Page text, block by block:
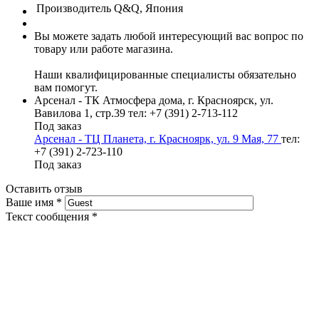
Производитель Q&Q, Япония
Вы можете задать любой интересующий вас вопрос по
товару или работе магазина.
Наши квалифицированные специалисты обязательно
вам помогут.
Арсенал - ТК Атмосфера дома, г. Красноярск, ул.
Вавилова 1, стр.39 тел: +7 (391) 2-713-112
Под заказ
Арсенал - ТЦ Планета, г. Красноярк, ул. 9 Мая, 77 тел:
+7 (391) 2-723-110
Под заказ
Оставить отзыв
Ваше имя *
Текст сообщения *